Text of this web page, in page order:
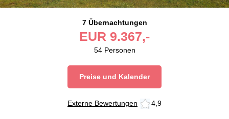
7 Übernachtungen
EUR 9.367,-
54 Personen
Preise und Kalender
Externe Bewertungen 4,9